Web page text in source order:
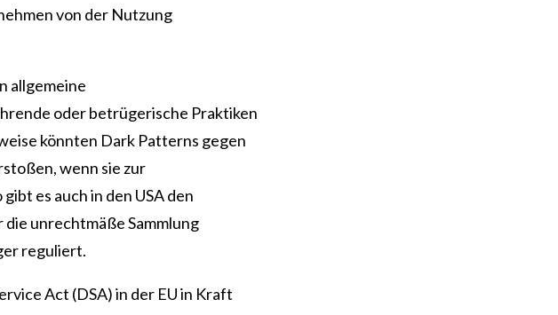
von der Nutzung
allgemeine
oder betrügerische Praktiken
könnten Dark Patterns gegen
wenn sie zur
es auch in den USA den
unrechtmäße Sammlung
reguliert.
Act (DSA) in der EU in Kraft